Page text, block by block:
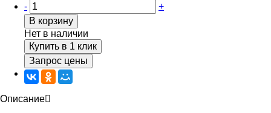
-
+
В корзину
Нет в наличии
Купить в 1 клик
Запрос цены
Описание